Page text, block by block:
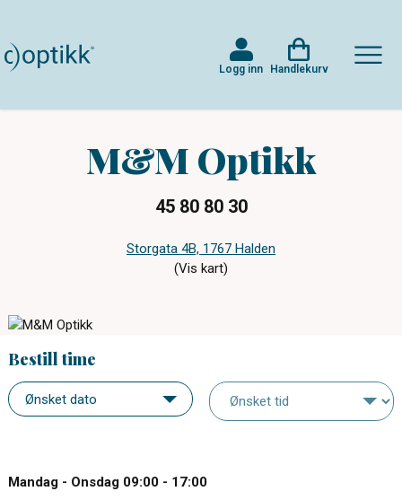
Logg inn Handlekurv
M&M Optikk
45 80 80 30
Storgata 4B, 1767 Halden
(Vis kart)
Bestill time
Mandag - Onsdag 09:00 - 17:00